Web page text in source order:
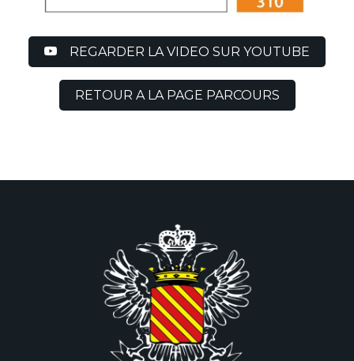
REGARDER LA VIDEO SUR YOUTUBE
RETOUR A LA PAGE PARCOURS